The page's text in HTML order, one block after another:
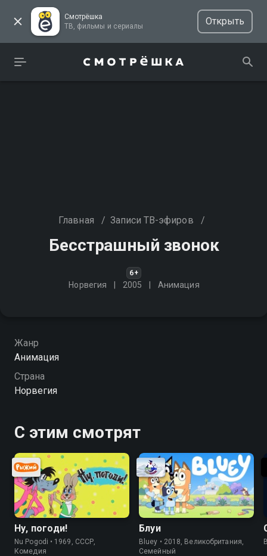
Смотрёшка
ТВ, фильмы и сериалы
Открыть
Главная / Записи ТВ-эфиров /
Бесстрашный звонок
6+
Норвегия 2005 Анимация
Жанр
Анимация
Страна
Норвегия
С этим смотрят
Ну, погоди!
Nu Pogodi • 1969, СССР,
Комедия
Блуи
Bluey • 2018, Великобритания,
Cемейный